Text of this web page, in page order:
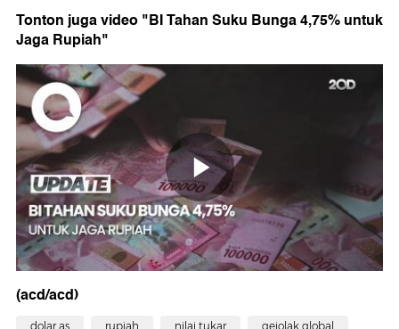
Tonton juga video "BI Tahan Suku Bunga 4,75% untuk
Jaga Rupiah"
(acd/acd)
dolar as rupiah nilai tukar gejolak global